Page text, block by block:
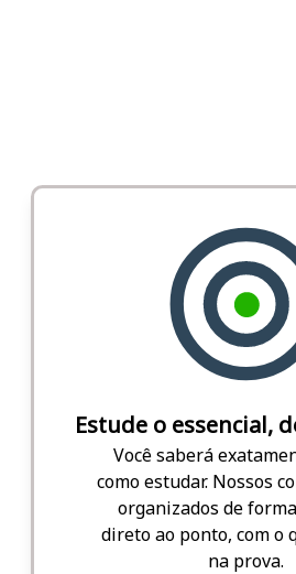
Estude o essencial,
Você saberá
como estudar. Nossos
organizados de
direto ao ponto, com o
na prova.